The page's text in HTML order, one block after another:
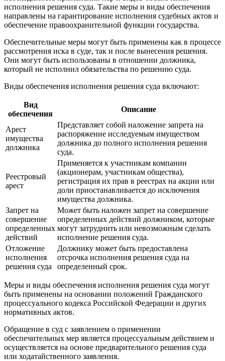
исполнения решения суда. Такие меры и виды обеспечения
направлены на гарантирование исполнения судебных актов и
обеспечение правоохранительной функции государства.
Обеспечительные меры могут быть применены как в процессе
рассмотрения иска в суде, так и после вынесения решения.
Они могут быть использованы в отношении должника,
который не исполнил обязательства по решению суда.
Виды обеспечения исполнения решения суда включают:
Вид
обеспечения
Описание
Арест
имущества
должника
Представляет собой наложение запрета на
распоряжение исследуемым имуществом
должника до полного исполнения решения
суда.
Реестровый
арест
Применяется к участникам компании
(акционерам, участникам общества),
регистрация их прав в реестрах на акции или
доли приостанавливается до исключения
имущества должника.
Запрет на
совершение
определенных
действий
Может быть наложен запрет на совершение
определенных действий должником, которые
могут затруднить или невозможным сделать
исполнение решения суда.
Отложение
исполнения
решения суда
Должнику может быть предоставлена
отсрочка исполнения решения суда на
определенный срок.
Меры и виды обеспечения исполнения решения суда могут
быть применены на основании положений Гражданского
процессуального кодекса Российской Федерации и других
нормативных актов.
Обращение в суд с заявлением о применении
обеспечительных мер является процессуальным действием и
осуществляется на основе предварительного решения суда
или ходатайственного заявления.